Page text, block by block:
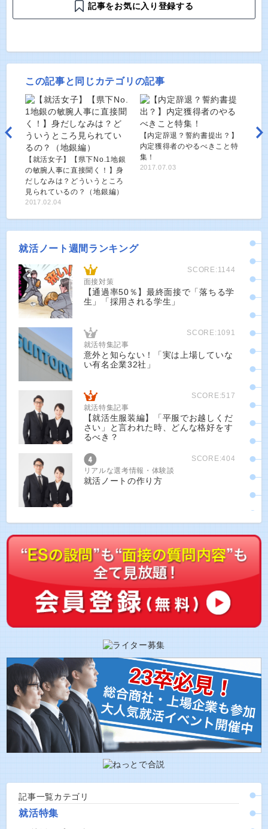
記事をお気に入り登録する
この記事と同じカテゴリの記事
【就活女子】【県下No.1地銀
の敏腕人事に直接聞く！】身
だしなみは？どういうところ
見られているの？（地銀編）
2017.02.04
【内定辞退？誓約書提出？】
内定獲得者のやるべきこと特
集！
2017.07.03
就活ノート週間ランキング
SCORE:1144
面接対策
【通過率50％】最終面接で「落ちる学
生」「採用される学生」
SCORE:1091
就活特集記事
意外と知らない！「実は上場していな
い有名企業32社」
SCORE:517
就活特集記事
【就活生服装編】「平服でお越しくだ
さい」と言われた時、どんな格好をす
るべき？
SCORE:404
リアルな選考情報・体験談
就活ノートの作り方
記事一覧カテゴリ
就活特集